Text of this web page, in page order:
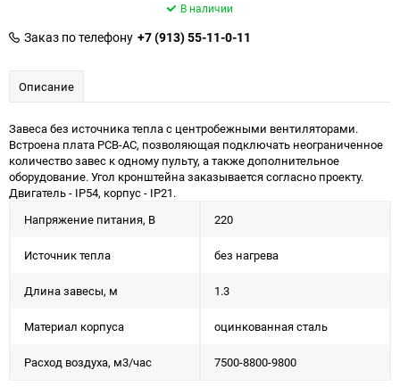
В наличии
Заказ по телефону +7 (913) 55-11-0-11
Описание
Завеса без источника тепла с центробежными вентиляторами.
Встроена плата PCB-AC, позволяющая подключать неограниченное
количество завес к одному пульту, а также дополнительное
оборудование. Угол кронштейна заказывается согласно проекту.
Двигатель - IP54, корпус - IP21.
Напряжение питания, В
220
Источник тепла без нагрева
Длина завесы, м 1.3
Материал корпуса оцинкованная сталь
Расход воздуха, м3/час 7500-8800-9800